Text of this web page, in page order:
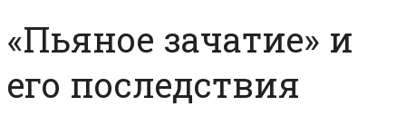
«Пьяное зачатие» и
его последствия